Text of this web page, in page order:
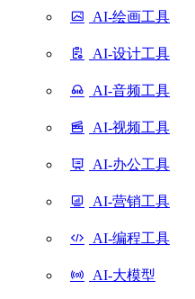
AI-绘画工具
AI-设计工具
AI-音频工具
AI-视频工具
AI-办公工具
AI-营销工具
AI-编程工具
AI-大模型